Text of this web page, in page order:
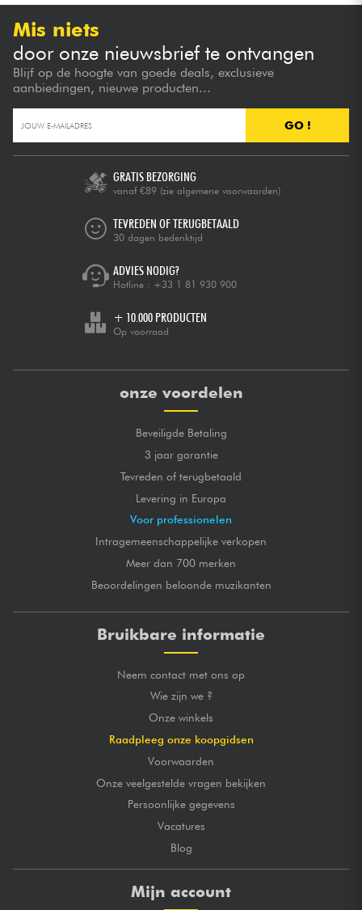
Mis niets
door onze nieuwsbrief te ontvangen
Blijf op de hoogte van goede deals, exclusieve
aanbiedingen, nieuwe producten...
GO !
GRATIS BEZORGING
vanaf €89 (zie algemene voorwaarden)
TEVREDEN OF TERUGBETAALD
30 dagen bedenktijd
ADVIES NODIG?
Hotline : +33 1 81 930 900
+ 10.000 PRODUCTEN
Op voorraad
onze voordelen
Beveiligde Betaling
3 jaar garantie
Tevreden of terugbetaald
Levering in Europa
Voor professionelen
Intragemeenschappelijke verkopen
Meer dan 700 merken
Beoordelingen beloonde muzikanten
Bruikbare informatie
Neem contact met ons op
Wie zijn we ?
Onze winkels
Raadpleeg onze koopgidsen
Voorwaarden
Onze veelgestelde vragen bekijken
Persoonlijke gegevens
Vacatures
Blog
Mijn account